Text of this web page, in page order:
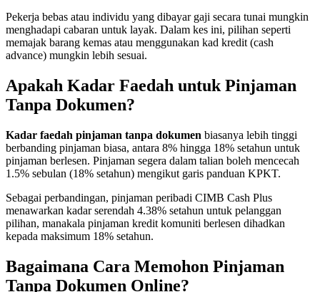
Pekerja bebas atau individu yang dibayar gaji secara tunai mungkin
menghadapi cabaran untuk layak. Dalam kes ini, pilihan seperti
memajak barang kemas atau menggunakan kad kredit (cash
advance) mungkin lebih sesuai.
Apakah Kadar Faedah untuk Pinjaman
Tanpa Dokumen?
Kadar faedah pinjaman tanpa dokumen biasanya lebih tinggi
berbanding pinjaman biasa, antara 8% hingga 18% setahun untuk
pinjaman berlesen. Pinjaman segera dalam talian boleh mencecah
1.5% sebulan (18% setahun) mengikut garis panduan KPKT.
Sebagai perbandingan, pinjaman peribadi CIMB Cash Plus
menawarkan kadar serendah 4.38% setahun untuk pelanggan
pilihan, manakala pinjaman kredit komuniti berlesen dihadkan
kepada maksimum 18% setahun.
Bagaimana Cara Memohon Pinjaman
Tanpa Dokumen Online?